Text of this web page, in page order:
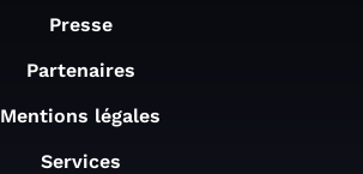
Presse
Partenaires
Mentions légales
Services